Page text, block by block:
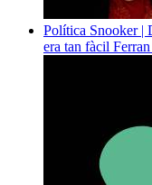
Política Snooker |
era tan fàcil